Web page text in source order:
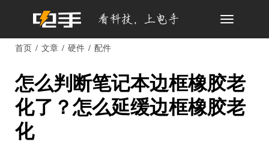
Toggle
首页 文章 硬件 配件
怎么判断笔记本边框橡胶老
化了？怎么延缓边框橡胶老
化